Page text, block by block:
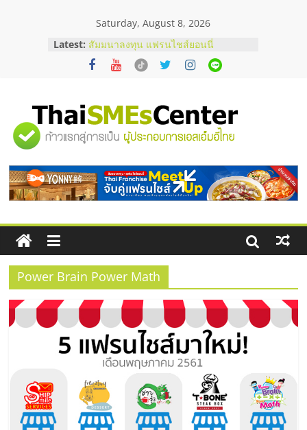
Saturday, August 8, 2026
Latest: สัมมนาออนไลน์ โอกาสบริหารสถานี
บริการน้ำมัน Shell
สัมมนาลงทุน แฟรนไชส์ยอนนี่
ร้านเครื่องเสียงคุณภาพสูง พร้อม
โซลูชันระบบภาพและเสียง
บริษัท Cybersecurity ในไทยที่ไหนดี?
โจทย์ธุรกิจ
อยากหาเงินทุน เพิ่มสภาพคล่องให้ธุรกิจ
เริ่มยังไงให้ผ่านฉลุย
"ศูนย์
รวม
ข้อมูล
ธุรกิจ
SME
แห่ง
ประเทศไทย,
ThaiSMEsCenter,
Power Brain Power Math